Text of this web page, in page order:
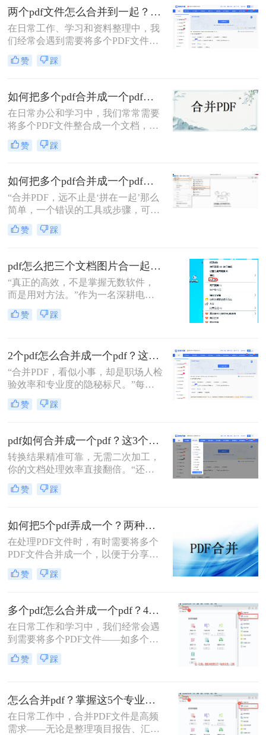
提交组合文档。虽然市面上有众多付
费软件提供PDF编辑功能，但免费方
案同样能高效完成任务。那么pdf怎么
免费合并为一个文件呢？本文将系统
介绍五种免费合并PDF文件的方法，
涵盖在线工具、桌面软件、命令行及
求。
两个pdf文件怎么合并到一起？一篇涵盖所有主流方法的终极指南！
在日常工作、学习和资料整理中，我
们经常会遇到需要将多个PDF文件合
并为一个的情况。无论是整合多个章
节的电子书、汇总一份报告的各个部
PDF文档，掌握高效、可靠的PDF合
并技能至关重要。市面上有许多工具
可以实现这一功能，但各有优劣。那
么两个pdf文件怎么合并到一起呢？本
文将为您详细介绍四种主流且有效的
方法，从在线工具的便捷到专业软件
求。
赞 踩
如何把多个pdf合并成一个pdf？来试试这两种高效方法！
在日常办公和学习中，我们常常需要
将多个PDF文件整合成一个文档，以
便更好地管理和分享信息。那么如何
把多个pdf合并成一个pdf呢？为了帮
介绍两种简单而实用的方法来合并多
个PDF文件。
赞 踩
如何把多个pdf合并成一个pdf？5种高效合并方法详解！
“合并PDF，远不止是‘拼在一起’那么
简单，一个错误的工具或步骤，可能
让你精心排版的文档面目全
非。”——这是从业多年，处理过上
赞 踩
pdf怎么把三个文档图片合一起？三招搞定，最后一招在线即用无门槛！
“真正的高效，不是掌握无数软件，
而是用对方法。”作为一名深耕电脑
办公软件测评多年的博主，小编经常
在后台收到类似的求助：“手头有三
一个PDF文件里？”
赞 踩
2个pdf怎么合并成一个pdf？这3个方法让你效率翻倍，安全省心！
“合并PDF，看似小事，却是职场人检
验效率和专业度的隐秘标尺。”每到
月底汇总报告、项目结案需整合多方
资料，或是自媒体朋友整理拍摄脚本
PDF文档感到头疼？手动复制粘贴？
格式全乱。
赞 踩
pdf如何合并成一个pdf？这3个免费高效方法，职场人必须掌握！
转换结果精准可靠，无需二次加工，
你的文档处理效率直接翻倍。“还在
为合并几十个PDF报告而头疼？你浪
费在重复操作上的时间，够你学一个
评领域深耕多年的小编，我见过太多
职场朋友被基础的文档处理问题绊住
手脚。那么pdf如何合并成一个pdf
呢？
赞 踩
如何把5个pdf弄成一个？两种实用方法详解分享！
在处理PDF文件时，有时需要将多个
PDF文件合并成一个，以便于分享、
存储或打印。那么如何把5个pdf弄成
一个呢？本文将介绍两种将五个PDF
赞 踩
多个pdf怎么合并成一个pdf？4种合并pdf方法详解！
在日常工作和学习中，我们经常会遇
到需要将多个PDF文件——如多个章
节的电子书、一系列扫描件、不同来
源的报告或发票——整合为一个单一
然而，面对这一看似简单的任务，许
多用户却不知从何下手，或者使用的
工具不够高效、安全。
赞 踩
怎么合并pdf？掌握这5个专业方法，效率提升300%！
在日常工作中，合并PDF文件是高频
需求——无论是整理项目报告、汇总